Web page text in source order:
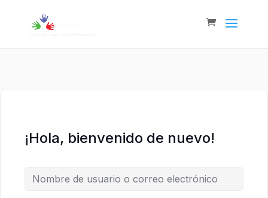
¡Hola, bienvenido de nuevo!